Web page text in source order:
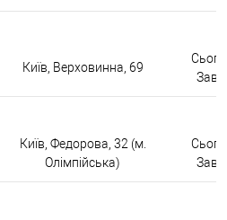
Київ, Верховинна, 69
Київ, Федорова, 32 (м.
Олімпійська)